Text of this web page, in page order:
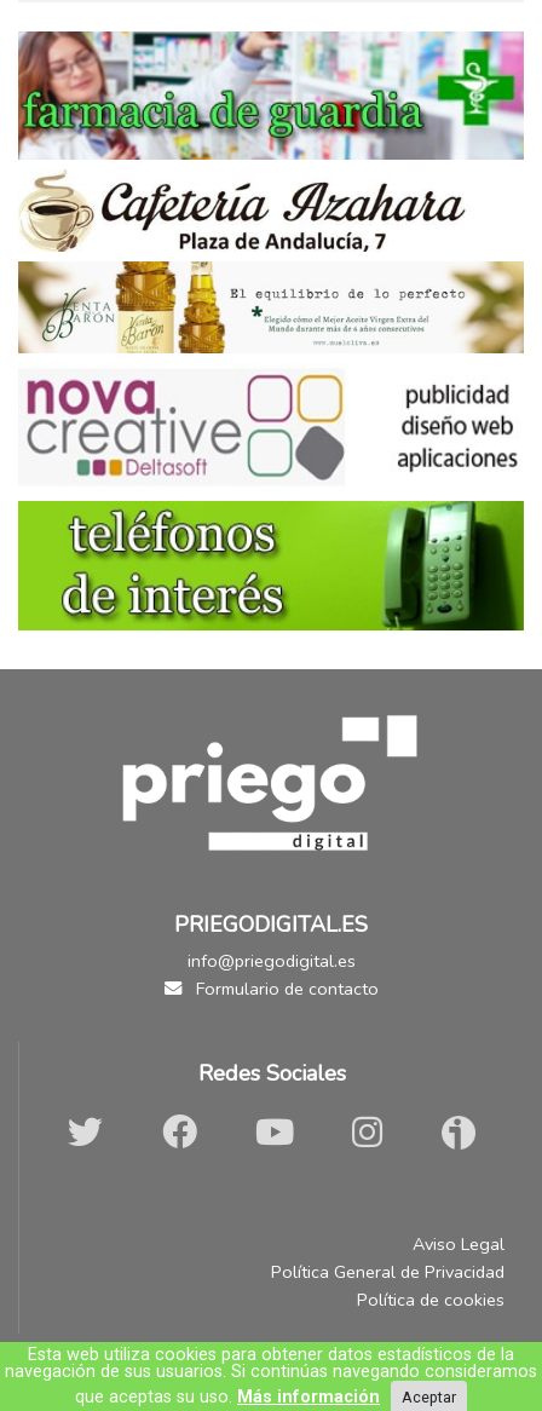
PRIEGODIGITAL.ES
info@priegodigital.es
Formulario de contacto
Redes Sociales
Aviso Legal
Política General de Privacidad
Política de cookies
© A.R. Comunicación e Imagen C.B.
Esta web utiliza cookies para obtener datos estadísticos de la
navegación de sus usuarios. Si continúas navegando consideramos
que aceptas su uso. Más información Aceptar